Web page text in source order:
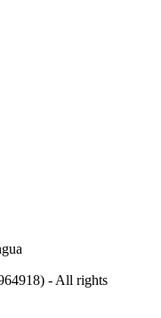
- All rights